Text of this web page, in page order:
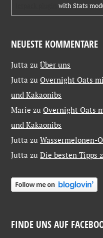
with Stats
NEUESTE KOMMENTARE
Jutta zuÜber uns
Jutta zuOvernight Oats
und Kakaonibs
Marie zuOvernight Oats
und Kakaonibs
Jutta zuWassermelonen-
Jutta zuDie besten Tipps
FINDE UNS AUF